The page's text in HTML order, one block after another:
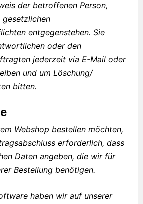
der betroffenen Person,
gesetzlichen
entgegenstehen. Sie
oder den
jederzeit via E-Mail oder
und um Löschung/
bitten.
Webshop bestellen möchten,
erforderlich, dass
Daten angeben, die wir für
Bestellung benötigen.
haben wir auf unserer